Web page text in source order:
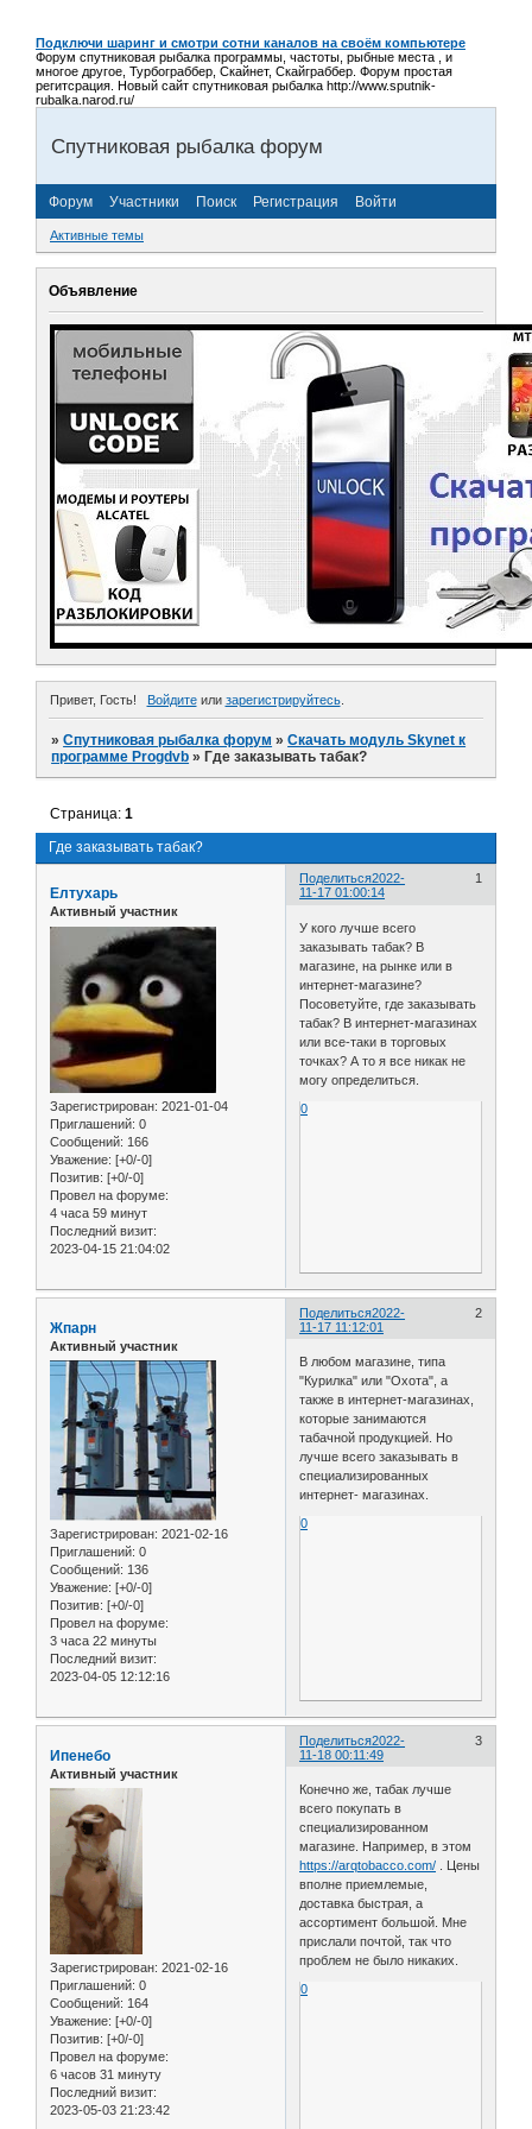
Подключи шаринг и смотри сотни каналов на своём компьютере
Форум спутниковая рыбалка программы, частоты, рыбные места , и
многое другое, Турбограббер, Скайнет, Скайграббер. Форум простая
регитсрация. Новый сайт спутниковая рыбалка http://www.sputnik-
rubalka.narod.ru/
Спутниковая рыбалка форум
Форум Участники Поиск Регистрация Войти
Активные темы
Объявление
Привет, Гость! Войдитеили зарегистрируйтесь.
»Спутниковая рыбалка форум »Скачать модуль Skynet к
программе Progdvb » Где заказывать табак?
Где заказывать табак?
Страница:1
Поделиться 1
2022-
11-17 01:00:14
Елтухарь
Активный участник
Зарегистрирован: 2021-01-04
Приглашений: 0
Сообщений: 166
Уважение: [+0/-0]
Позитив: [+0/-0]
Провел на форуме:
4 часа 59 минут
Последний визит:
2023-04-15 21:04:02
У кого лучше всего
заказывать табак? В
магазине, на рынке или в
интернет-магазине?
Посоветуйте, где заказывать
табак? В интернет-магазинах
или все-таки в торговых
точках? А то я все никак не
могу определиться.
0
Поделиться 2
2022-
11-17 11:12:01
Жпарн
Активный участник
Зарегистрирован: 2021-02-16
Приглашений: 0
Сообщений: 136
Уважение: [+0/-0]
Позитив: [+0/-0]
Провел на форуме:
3 часа 22 минуты
Последний визит:
2023-04-05 12:12:16
В любом магазине, типа
"Курилка" или "Охота", а
также в интернет-магазинах,
которые занимаются
табачной продукцией. Но
лучше всего заказывать в
специализированных
интернет- магазинах.
0
Поделиться 3
2022-
11-18 00:11:49
Ипенебо
Активный участник
Зарегистрирован: 2021-02-16
Приглашений: 0
Сообщений: 164
Уважение: [+0/-0]
Позитив: [+0/-0]
Провел на форуме:
6 часов 31 минуту
Последний визит:
2023-05-03 21:23:42
Конечно же, табак лучше
всего покупать в
специализированном
магазине. Например, в этом
https://arqtobacco.com/ . Цены
вполне приемлемые,
доставка быстрая, а
ассортимент большой. Мне
прислали почтой, так что
проблем не было никаких.
0